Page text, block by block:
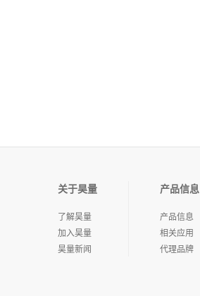
关于昊量
了解昊量
加入昊量
昊量新闻
产品信息
产品信息
相关应用
代理品牌